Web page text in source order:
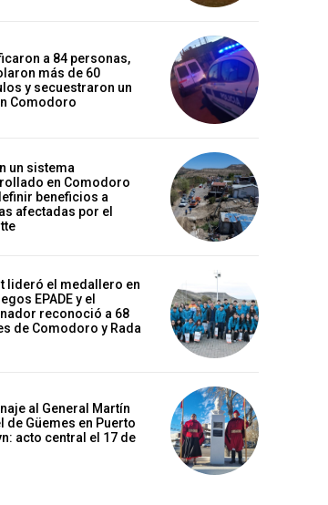
a 84 personas,
más de 60
y secuestraron un
Comodoro
un sistema
en Comodoro
beneficios a
afectadas por el
lideró el medallero en
EPADE y el
reconoció a 68
de Comodoro y Rada
al General Martín
de Güemes en Puerto
acto central el 17 de